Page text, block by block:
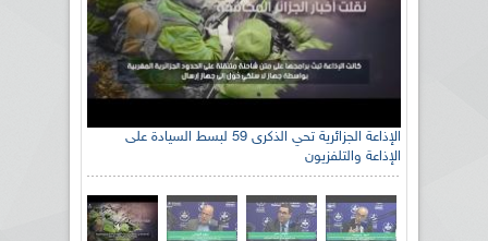
الإذاعة الجزائرية تحي الذكرى 59 لبسط السيادة على
الإذاعة والتلفزيون